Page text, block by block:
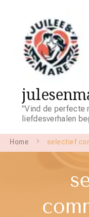
"Vind de perfecte
liefdesverhalen
Home selectief